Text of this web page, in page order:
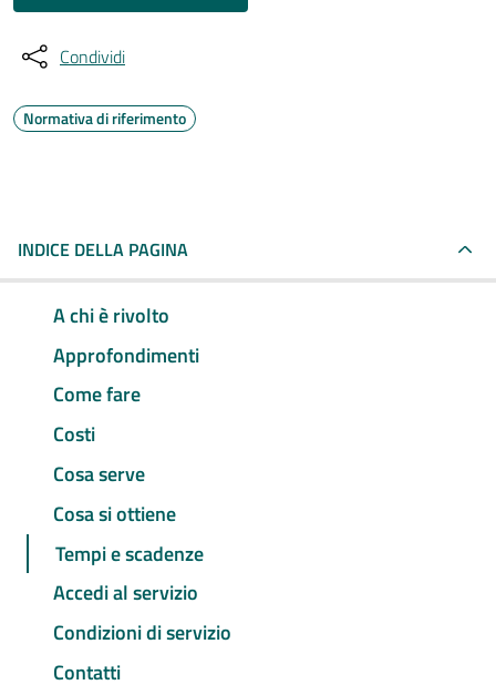
Condividi
Normativa di riferimento
INDICE DELLA PAGINA
A chi è rivolto
Approfondimenti
Come fare
Costi
Cosa serve
Cosa si ottiene
Tempi e scadenze
Accedi al servizio
Condizioni di servizio
Contatti